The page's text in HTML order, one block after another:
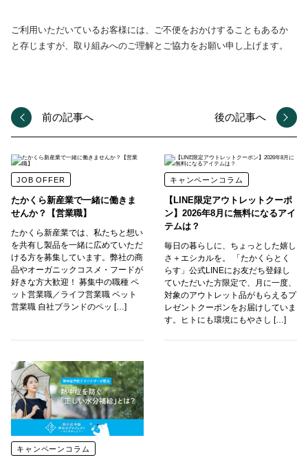
ご利用いただいているお客様には、ご不便をおかけすることもあるか
と存じますが、取り組みへのご理解とご協力をお願い申し上げます。
前の記事へ 後の記事へ
JOB OFFER
たかくら新産業で一緒に働きま
せんか？【営業職】
たかくら新産業では、私たちと想い
を共有し製品を一緒に広めていただ
ける方を募集しています。弊社の商
品やオーガニックコスメ・フードが
好きな方大歓迎！ 募集中の職種 ペ
ット営業職／ライフ営業職 ペット
営業職 自社ブランドのペッ […]
キャンペーンコラム
【LINE限定アウトレットクーポ
ン】2026年8月に無料になるアイ
テムは？
毎日の暮らしに、ちょっとした嬉し
さ＋エシカルを。 「たかくらとく
らす」公式LINEにお友だち登録し
ていただいた方限定で、月に一度、
対象のアウトレット品がもらえるプ
レゼントクーポンをお届けしていま
す。ヒトにも環境にもやさし […]
キャンペーンコラム